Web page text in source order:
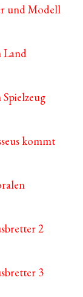
und Modell
Land
kommt
2
3